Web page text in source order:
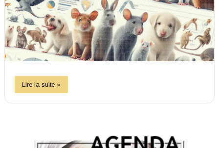
Lire la suite »